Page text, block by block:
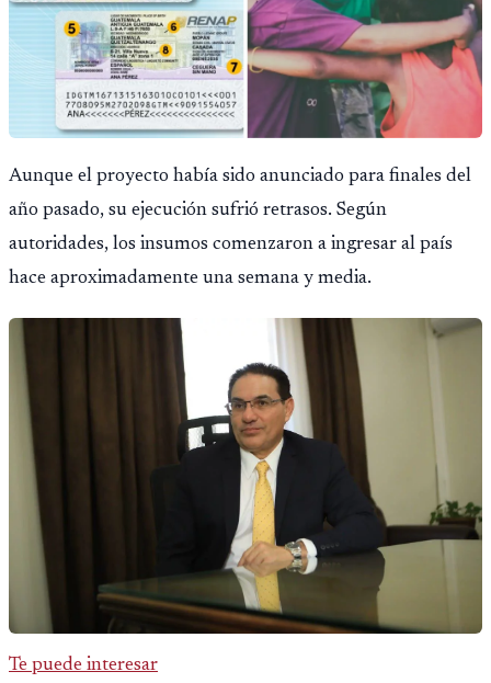
Aunque el proyecto había sido anunciado para finales del
año pasado, su ejecución sufrió retrasos. Según
autoridades, los insumos comenzaron a ingresar al país
hace aproximadamente una semana y media.
Te puede interesar